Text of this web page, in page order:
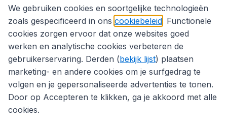
Volg CheapTickets.be
We gebruiken cookies en soortgelijke technologieën
zoals gespecificeerd in ons cookiebeleid . Functionele
cookies zorgen ervoor dat onze websites goed
werken en analytische cookies verbeteren de
gebruikerservaring. Derden (bekijk lijst) plaatsen
marketing- en andere cookies om je surfgedrag te
volgen en je gepersonaliseerde advertenties te tonen.
Door op Accepteren te klikken, ga je akkoord met alle
cookies.